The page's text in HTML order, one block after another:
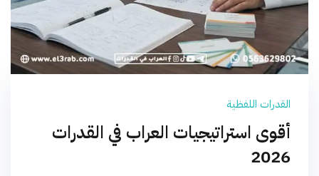
القدرات اللفظية
أقوى استراتيجيات العراب في القدرات
2026